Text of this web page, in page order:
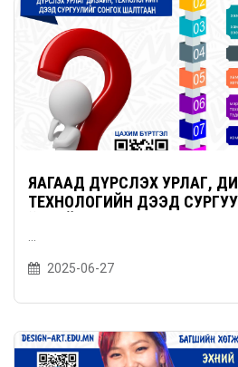
ЯАГААД ДҮРСЛЭХ УРЛАГ,
ТЕХНОЛОГИЙН ДЭЭД
2025-06-27